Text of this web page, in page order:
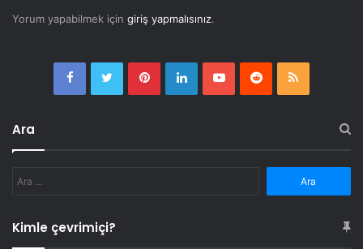
Yorum yapabilmek için giriş yapmalısınız.
FacebookTwitterPinterestLinkedInYouTubeRedditRSS
Ara
Kimle çevrimiçi?